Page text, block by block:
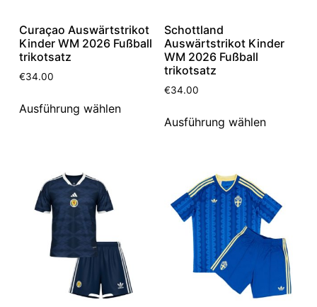
Curaçao Auswärtstrikot
Kinder WM 2026 Fußball
trikotsatz
€34.00
Ausführung wählen
Schottland
Auswärtstrikot Kinder
WM 2026 Fußball
trikotsatz
€34.00
Ausführung wählen